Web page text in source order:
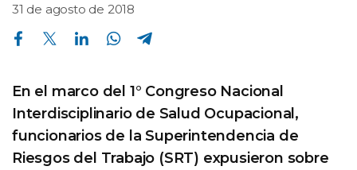
31 de agosto de 2018
Compartir en Facebook Compartir en Twitter Compartir en Linkedin Compartir en Whatsapp
En el marco del 1° Congreso Nacional
Interdisciplinario de Salud Ocupacional,
funcionarios de la Superintendencia de
Riesgos del Trabajo (SRT) expusieron sobre